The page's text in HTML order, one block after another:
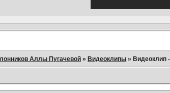
Аллы Пугачевой »Видеоклипы »Видеоклип